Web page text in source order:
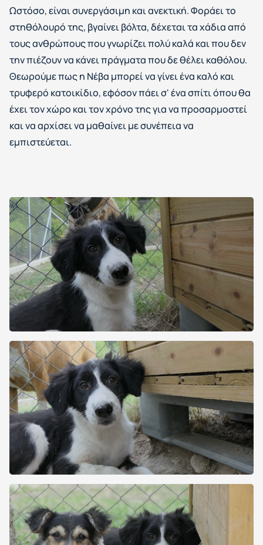
Ωστόσο, είναι συνεργάσιμη και ανεκτική. Φοράει το
στηθόλουρό της, βγαίνει βόλτα, δέχεται τα χάδια από
τους ανθρώπους που γνωρίζει πολύ καλά και που δεν
την πιέζουν να κάνει πράγματα που δε θέλει καθόλου.
Θεωρούμε πως η Νέβα μπορεί να γίνει ένα καλό και
τρυφερό κατοικίδιο, εφόσον πάει σ' ένα σπίτι όπου θα
έχει τον χώρο και τον χρόνο της για να προσαρμοστεί
και να αρχίσει να μαθαίνει με συνέπεια να
εμπιστεύεται.